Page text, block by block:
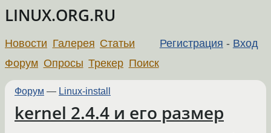
LINUX.ORG.RU
Регистрация - Вход
Новости Галерея Статьи
Форум Опросы Трекер Поиск
Форум — Linux-install
kernel 2.4.4 и его размер